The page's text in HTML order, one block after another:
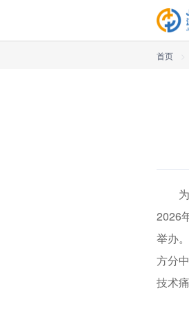
首页
2026
举办
方分
技术